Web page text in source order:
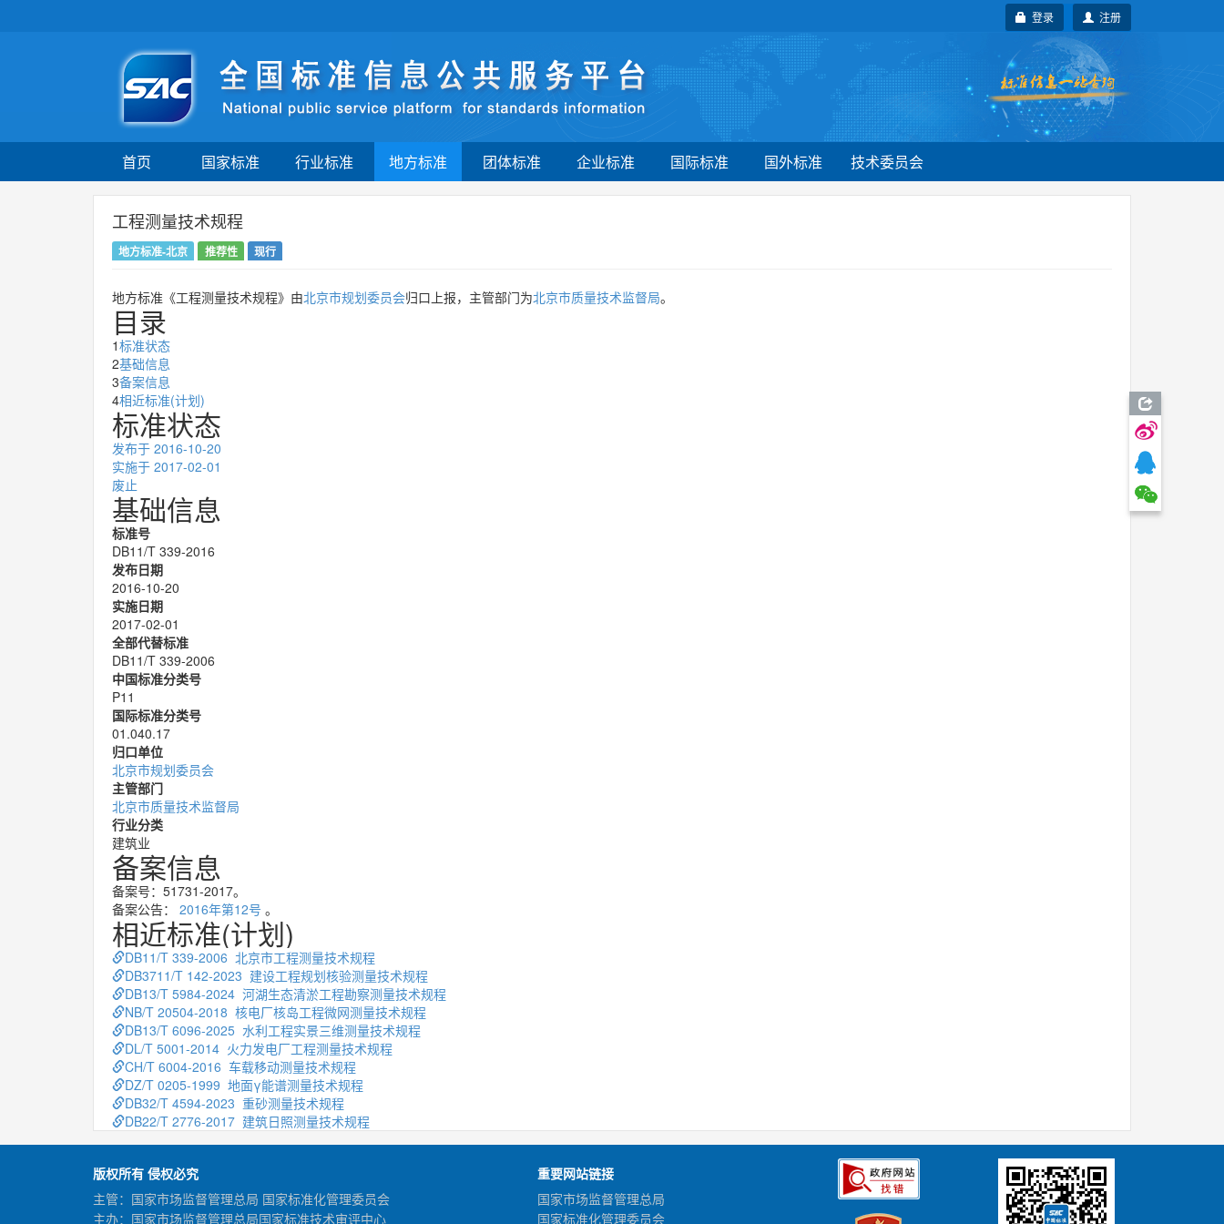
注册
登录
首页 国家标准 行业标准 地方标准 团体标准 企业标准 国际标准 国外标准 技术委员会
工程测量技术规程
地方标准-北京 推荐性 现行
地方标准《工程测量技术规程》由北京市规划委员会归口上报，主管部门为北京市质量技术监督局。
目录
1标准状态
2基础信息
3备案信息
4相近标准(计划)
标准状态
发布于 2016-10-20
实施于 2017-02-01
废止
基础信息
标准号
DB11/T 339-2016
发布日期
2016-10-20
实施日期
2017-02-01
全部代替标准
DB11/T 339-2006
中国标准分类号
P11
国际标准分类号
01.040.17
归口单位
北京市规划委员会
主管部门
北京市质量技术监督局
行业分类
建筑业
备案信息
备案号：51731-2017。
备案公告： 2016年第12号 。
相近标准(计划)
DB11/T 339-2006 北京市工程测量技术规程
DB3711/T 142-2023 建设工程规划核验测量技术规程
DB13/T 5984-2024 河湖生态清淤工程勘察测量技术规程
NB/T 20504-2018 核电厂核岛工程微网测量技术规程
DB13/T 6096-2025 水利工程实景三维测量技术规程
DL/T 5001-2014 火力发电厂工程测量技术规程
CH/T 6004-2016 车载移动测量技术规程
DZ/T 0205-1999 地面γ能谱测量技术规程
DB32/T 4594-2023 重砂测量技术规程
DB22/T 2776-2017 建筑日照测量技术规程
版权所有 侵权必究
主管：国家市场监督管理总局 国家标准化管理委员会
主办：国家市场监督管理总局国家标准技术审评中心
重要网站链接
国家市场监督管理总局
国家标准化管理委员会